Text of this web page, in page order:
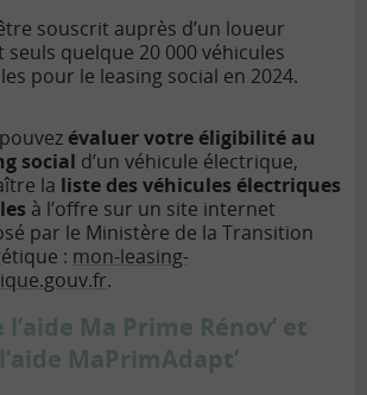
souscrit auprès d’un loueur
quelque 20 000 véhicules
pour le leasing social en 2024.
évaluer votre éligibilité au
social d’un véhicule électrique,
la liste des véhicules électriques
à l’offre sur un site internet
par le Ministère de la Transition
: mon-leasing-
.
Ma Prime Rénov’ et
MaPrimAdapt’